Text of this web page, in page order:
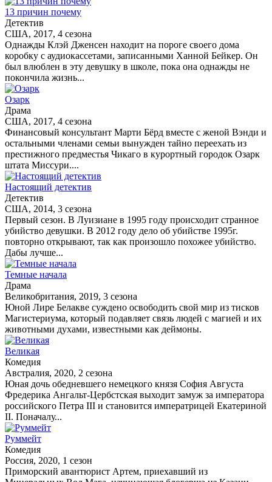
13 причин почему
Детектив
США, 2017, 4 сезона
Однажды Клэй Дженсен находит на пороге своего дома
коробку с аудиокассетами, записанными Ханной Бейкер. Он
был влюблен в эту девушку в школе, пока она однажды не
покончила жизнь...
Озарк
Драма
США, 2017, 4 сезона
Финансовый консультант Марти Бёрд вместе с женой Вэнди и
остальными членами семьи вынужден тайно переехать из
престижного предместья Чикаго в курортный городок Озарк
штата Миссури....
Настоящий детектив
Детектив
США, 2014, 3 сезона
Первый сезон. В Луизиане в 1995 году происходит странное
убийство девушки. В 2012 году дело об убийстве 1995г.
повторно открывают, так как произошло похожее убийство.
Дабы лучше...
Темные начала
Драма
Великобритания, 2019, 3 сезона
Юной Лире Белакве суждено освободить свой мир из тисков
Магистериума, который подавляет связь людей с магией и их
животными духами, известными как деймоны.
Великая
Комедия
Австралия, 2020, 2 сезона
Юная дочь обедневшего немецкого князя София Августа
Фредерика Ангальт-Цербстская выходит замуж за императора
российского Петра III и становится императрицей Екатериной
II. Поначалу...
Руммейт
Комедия
Россия, 2020, 1 сезон
Приморский авантюрист Артем, приехавший из